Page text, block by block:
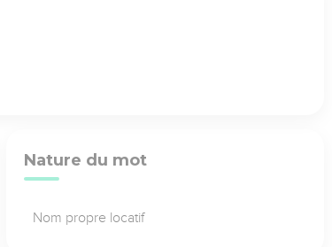
Nature du mot
Nom propre locatif